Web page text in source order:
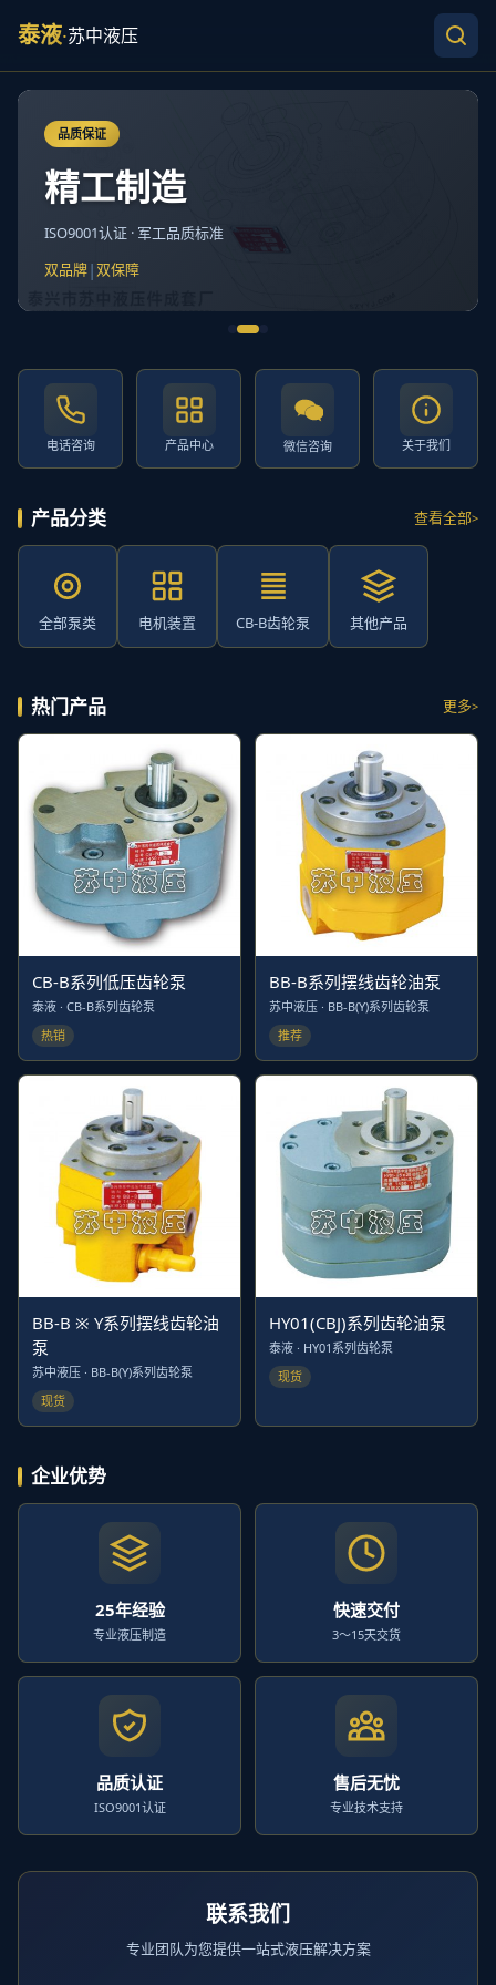
泰液·苏中液压
品质保证
精工制造
ISO9001认证 · 军工品质标准
双品牌|双保障
电话咨询 产品中心 微信咨询 关于我们
产品分类 查看全部
全部泵类 电机装置 CB-B齿轮泵 其他产品
热门产品 更多
CB-B系列低压齿轮泵
泰液 · CB-B系列齿轮泵
热销
BB-B系列摆线齿轮油泵
苏中液压 · BB-B(Y)系列齿轮泵
推荐
BB-B ※ Y系列摆线齿轮油
泵
苏中液压 · BB-B(Y)系列齿轮泵
现货
HY01(CBJ)系列齿轮油泵
泰液 · HY01系列齿轮泵
现货
企业优势
25年经验
专业液压制造
快速交付
3～15天交货
品质认证
ISO9001认证
售后无忧
专业技术支持
联系我们
专业团队为您提供一站式液压解决方案